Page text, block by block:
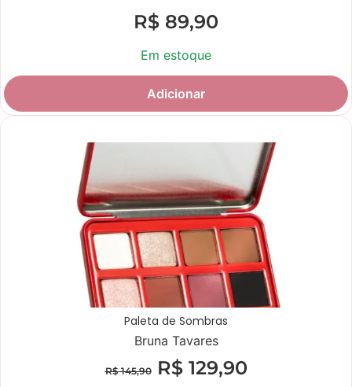
R$ 89,90
Em estoque
Adicionar
Paleta de Sombras
Bruna Tavares
R$145,90 R$129,90